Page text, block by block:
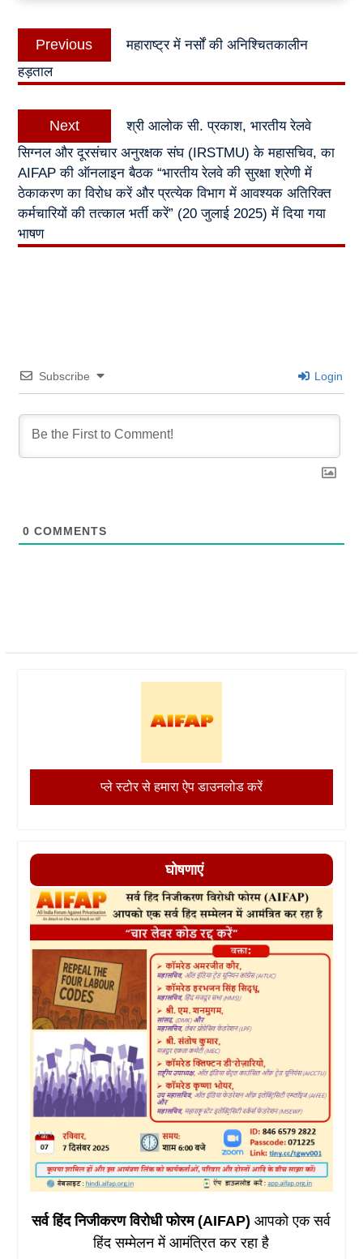
Post
navigation
Previous
post:
महाराष्ट्र में नर्सों की अनिश्चितकालीन
हड़ताल
Next
Next
post:
श्री आलोक सी. प्रकाश, भारतीय रेलवे
सिग्नल और दूरसंचार अनुरक्षक संघ (IRSTMU) के महासचिव, का
AIFAP की ऑनलाइन बैठक “भारतीय रेलवे की सुरक्षा श्रेणी में
ठेकाकरण का विरोध करें और प्रत्येक विभाग में आवश्यक अतिरिक्त
कर्मचारियों की तत्काल भर्ती करें” (20 जुलाई 2025) में दिया गया
भाषण
Subscribe Login
0 COMMENTS
प्ले स्टोर से हमारा ऐप डाउनलोड करें
घोषणाएं
सर्व हिंद निजीकरण विरोधी फोरम (AIFAP)आपको एक सर्व
हिंद सम्मेलन में आमंत्रित कर रहा है